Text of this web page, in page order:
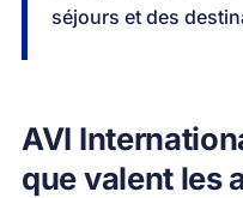
séjours et des
AVI
que valent les